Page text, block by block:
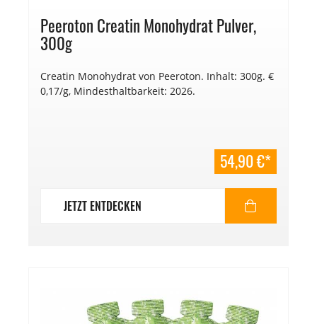
Peeroton Creatin Monohydrat Pulver,
300g
Creatin Monohydrat von Peeroton. Inhalt: 300g. €
0,17/g, Mindesthaltbarkeit: 2026.
54,90 €*
JETZT ENTDECKEN